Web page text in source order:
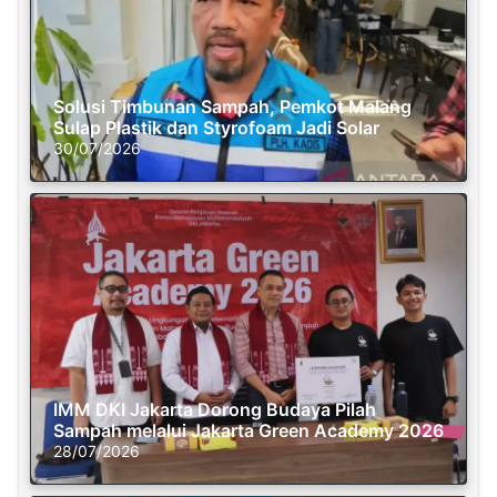
Solusi Timbunan Sampah, Pemkot Malang
Sulap Plastik dan Styrofoam Jadi Solar
30/07/2026
IMM DKI Jakarta Dorong Budaya Pilah
Sampah melalui Jakarta Green Academy 2026
28/07/2026